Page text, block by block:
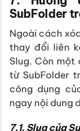
SubFolder
Ngoài cách
thay đổi liên
Slug. Còn một
từ SubFolder
công dụng
ngay nội dung
7.1. Slug của